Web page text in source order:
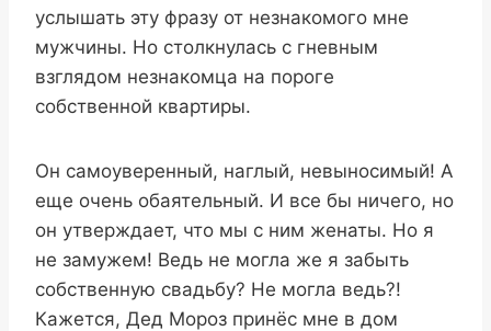
услышать эту фразу от незнакомого мне
мужчины. Но столкнулась с гневным
взглядом незнакомца на пороге
собственной квартиры.
Он самоуверенный, наглый, невыносимый! А
еще очень обаятельный. И все бы ничего, но
он утверждает, что мы с ним женаты. Но я
не замужем! Ведь не могла же я забыть
собственную свадьбу? Не могла ведь?!
Кажется, Дед Мороз принёс мне в дом